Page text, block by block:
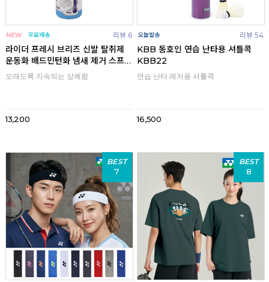
리뷰 6
라이더 프레시 브리즈 신발 탈취제
운동화 배드민턴화 냄새 제거 스프
레이
오래도록 지속되는 상쾌함
13,200
리뷰 54
KBB 동호인 연습 난타용 셔틀콕
KBB22
연습 난타 레저용 셔틀콕
16,500
BEST
7
BEST
8